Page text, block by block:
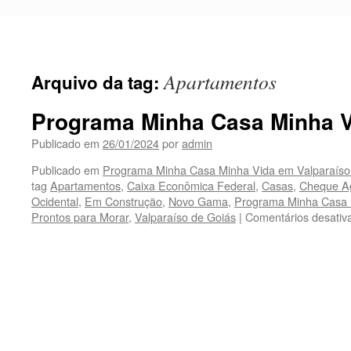
Arquivo da tag:Apartamentos
Programa Minha Casa Minha
Publicado em 26/01/2024poradmin
Publicado em Programa Minha Casa Minha Vida em
tag Apartamentos, Caixa Econômica Federal, Casas, Cheque
Ocidental, Em Construção, Novo Gama, Programa Minha
Prontos para Morar, Valparaíso de Goiás | Comentários